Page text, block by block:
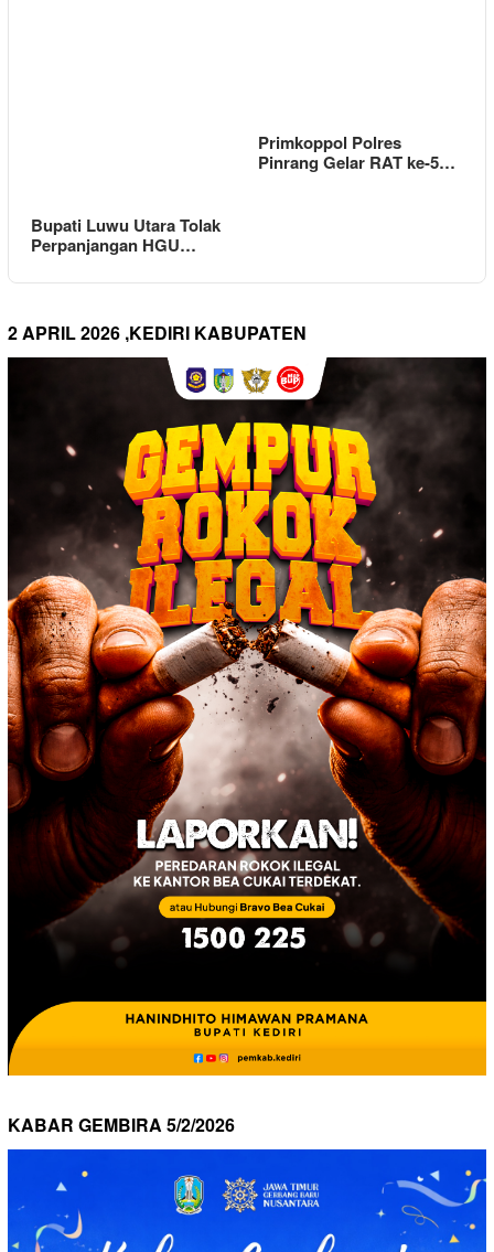
Bupati Luwu Utara Tolak
Perpanjangan HGU…
Primkoppol Polres
Pinrang Gelar RAT ke-5…
2 APRIL 2026 ,KEDIRI KABUPATEN
KABAR GEMBIRA 5/2/2026